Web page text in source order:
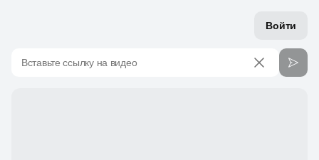
Войти
Вставьте ссылку на видео